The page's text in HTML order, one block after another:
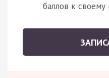
баллов к своему